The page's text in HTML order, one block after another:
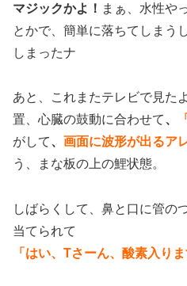
マジックかよ！ まぁ、水性や
とかで、簡単に落ちてしまう
しまったナ
あと、これまたテレビで見た
置、心臓の鼓動に合わせて、
がして、 画面に波形が出るア
う、まな板の上の鯉状態。
しばらくして、鼻と口に管の
当てられて
「はい、Tさーん、酸素入りま